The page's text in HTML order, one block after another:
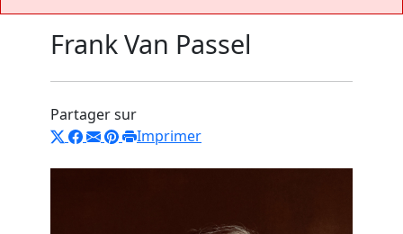
Frank Van Passel
Partager sur
Imprimer